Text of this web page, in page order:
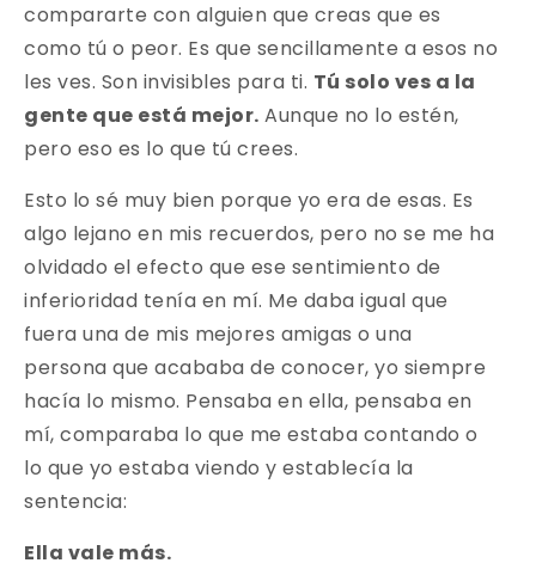
compararte con alguien que creas que es
como tú o peor. Es que sencillamente a esos no
les ves. Son invisibles para ti. Tú solo ves a la
gente que está mejor. Aunque no lo estén,
pero eso es lo que tú crees.
Esto lo sé muy bien porque yo era de esas. Es
algo lejano en mis recuerdos, pero no se me ha
olvidado el efecto que ese sentimiento de
inferioridad tenía en mí. Me daba igual que
fuera una de mis mejores amigas o una
persona que acababa de conocer, yo siempre
hacía lo mismo. Pensaba en ella, pensaba en
mí, comparaba lo que me estaba contando o
lo que yo estaba viendo y establecía la
sentencia:
Ella vale más.